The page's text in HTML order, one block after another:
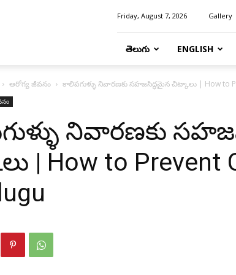
Friday, August 7, 2026 Gallery
తెలుగు ENGLISH
ఆరోగ్య జీవనం కాలిపగుళ్ళు నివారణకు సహజసిద్ధమైన చిట్కాలు | How to
నివారణకు
| How to Prevent